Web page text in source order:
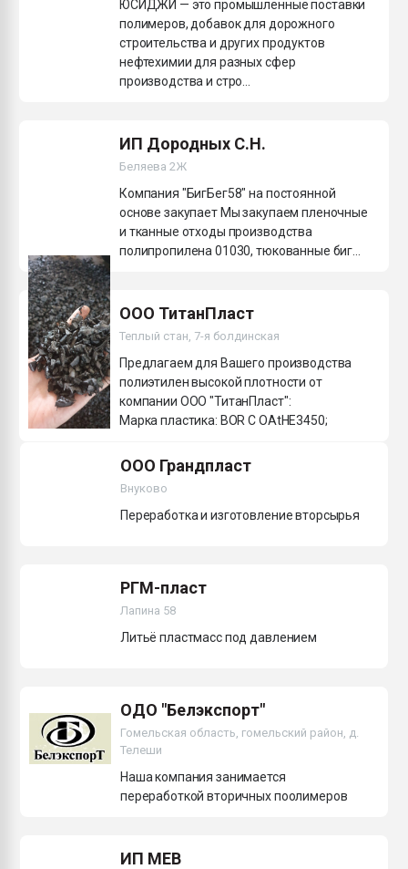
ЮСИДЖИ — это промышленные поставки
полимеров, добавок для дорожного
строительства и других продуктов
нефтехимии для разных сфер
производства и стро...
ИП Дородных С.Н.
Беляева 2Ж
Компания "БигБег58" на постоянной
основе закупает Мы закупаем пленочные
и тканные отходы производства
полипропилена 01030, тюкованные биг...
ООО ТитанПласт
Теплый стан, 7-я болдинская
Предлагаем для Вашего производства
полиэтилен высокой плотности от
компании ООО "ТитанПласт":
Марка пластика: BOR C OAtHE3450;
ООО Грандпласт
Внуково
Переработка и изготовление вторсырья
РГМ-пласт
Лапина 58
Литьё пластмасс под давлением
ОДО "Белэкспорт"
Гомельская область, гомельский район, д.
Телеши
Наша компания занимается
переработкой вторичных поолимеров
ИП МЕВ